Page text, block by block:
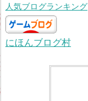
人気ブログランキング
にほんブログ村